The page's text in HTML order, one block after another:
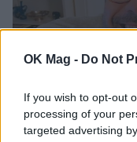
OK Mag - Do Not
If you wish to opt-out
processing of your
targeted advertising
Λάμπρος
χωρίς τον